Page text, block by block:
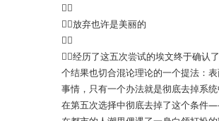

放弃也许是美丽的

经历了这五次尝试的埃文终于确认
个结果也切合混论理论的一个提法：
事情，只有一个办法就是彻底去掉系
在第五次选择中彻底去掉了这个条件